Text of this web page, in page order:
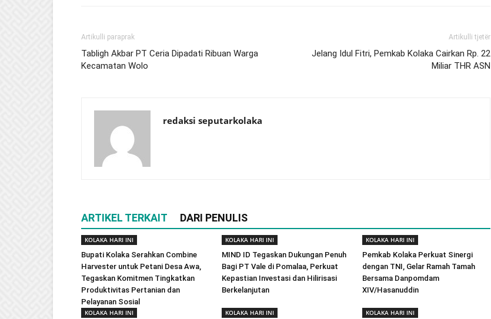
Artikulli paraprak
Tabligh Akbar PT Ceria Dipadati Ribuan Warga
Kecamatan Wolo
Artikulli tjetër
Jelang Idul Fitri, Pemkab Kolaka Cairkan Rp. 22
Miliar THR ASN
redaksi seputarkolaka
ARTIKEL TERKAIT DARI PENULIS
KOLAKA HARI INI
Bupati Kolaka Serahkan Combine
Harvester untuk Petani Desa Awa,
Tegaskan Komitmen Tingkatkan
Produktivitas Pertanian dan
Pelayanan Sosial
KOLAKA HARI INI
MIND ID Tegaskan Dukungan Penuh
Bagi PT Vale di Pomalaa, Perkuat
Kepastian Investasi dan Hilirisasi
Berkelanjutan
KOLAKA HARI INI
Pemkab Kolaka Perkuat Sinergi
dengan TNI, Gelar Ramah Tamah
Bersama Danpomdam
XIV/Hasanuddin
KOLAKA HARI INI KOLAKA HARI INI KOLAKA HARI INI